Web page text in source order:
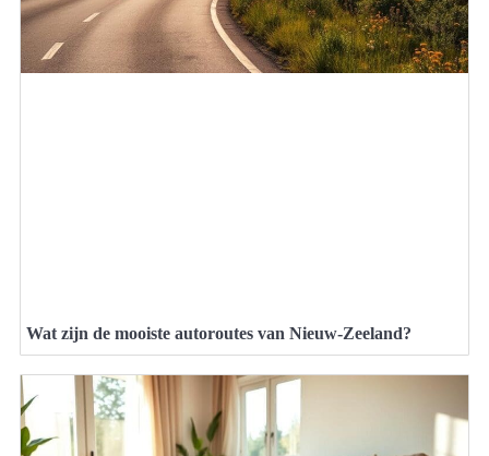
Wat zijn de mooiste autoroutes van Nieuw-Zeeland?